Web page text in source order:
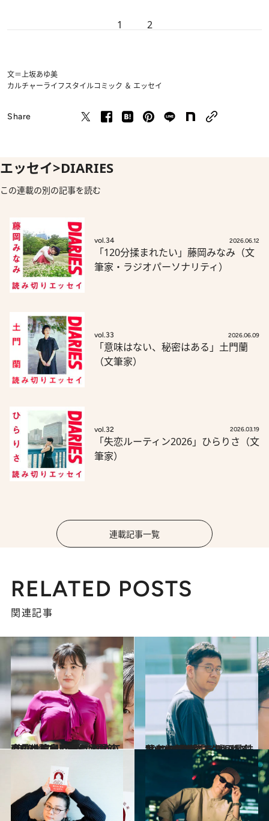
1 2
文＝上坂あゆ美
カルチャーライフスタイルコミック ＆ エッセイ
Share
エッセイ>DIARIES
この連載の別の記事を読む
vol.34 2026.06.12
「120分揉まれたい」藤岡みなみ（文
筆家・ラジオパーソナリティ）
vol.33 2026.06.09
「意味はない、秘密はある」土門蘭
（文筆家）
vol.32 2026.03.19
「失恋ルーティン2026」ひらりさ（文
筆家）
連載記事一覧
RELATED POSTS
関連記事
2022.10.21
今の世に必要なのは財前直見!? 育児にコロナ――。柚木麻子が 激動の4年を過ごして気づいたこと
カルチャー 2022.10.14
”バズる言葉”で失われるもの SNS的「うまい言葉」の危うさを 武田砂鉄は考え続ける
カルチャー